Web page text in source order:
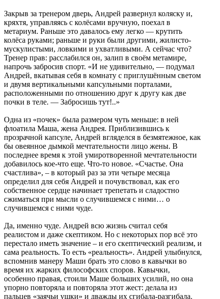
Закрыв за тренером дверь, Андрей развернул коляску и,
кряхтя, управляясь с колёсами вручную, поехал в
метариум. Раньше это давалось ему легко — крутить
колёса руками; раньше и руки были другими, жилисто-
мускулистыми, ловкими и ухватливыми. А сейчас что?
Тренер прав: расслабился он, залип в своём метамире,
напрочь забросив спорт. «И не удивительно, — подумал
Андрей, вкатывая себя в комнату с приглушённым светом
и двумя вертикальными капсульными порталами,
расположенными по отношению друг к другу как две
почки в теле. — Забросишь тут!..»
Одна из «почек» была размером чуть меньше: в ней
флоатила Маша, жена Андрея. Приблизившись к
прозрачной капсуле, Андрей вгляделся в безмятежное, как
бы овеянное дымкой мечтательности лицо жены. В
последнее время к этой умиротворенной мечтательности
добавилось кое-что еще. Что-то новое. «Счастье. Она
счастлива», – в который раз за эти четыре месяца
определил для себя Андрей и почувствовал, как его
собственное сердце начинает трепетать и сладостно
сжиматься при мысли о случившемся с ними… о
случившемся с ними чуде.
Да, именно чуде. Андрей всю жизнь считал себя
реалистом и даже скептиком. Но с некоторых пор всё это
перестало иметь значение – и его скептический реализм, и
сама реальность. То есть «реальность». Андрей улыбнулся,
вспомнив манеру Маши брать это слово в кавычки во
время их жарких философских споров. Кавычки,
особенно правая, стоили Маше больших усилий, но она
упорно повторяла и повторяла этот жест: делала из
пальцев «заячьи ушки» и дважды их сгибала-разгибала.